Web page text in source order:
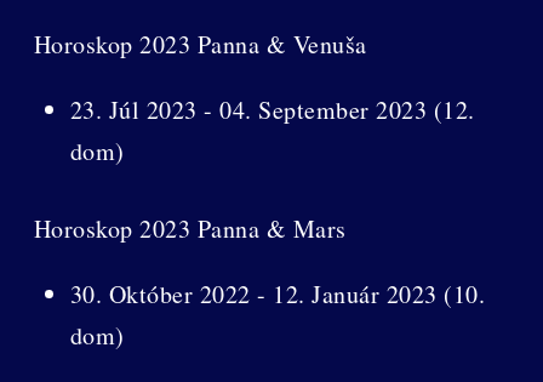
Horoskop 2023 Panna & Venuša
23. Júl 2023 - 04. September 2023 (12.
dom)
Horoskop 2023 Panna & Mars
30. Október 2022 - 12. Január 2023 (10.
dom)